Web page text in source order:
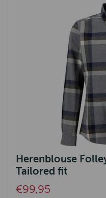
Herenblouse
Tailored fit
€99,95